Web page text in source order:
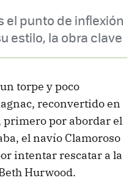
el punto de inflexión
estilo, la obra clave
torpe y poco
reconvertido en
primero por abordar el
el navío Clamoroso
intentar rescatar a la
Hurwood.